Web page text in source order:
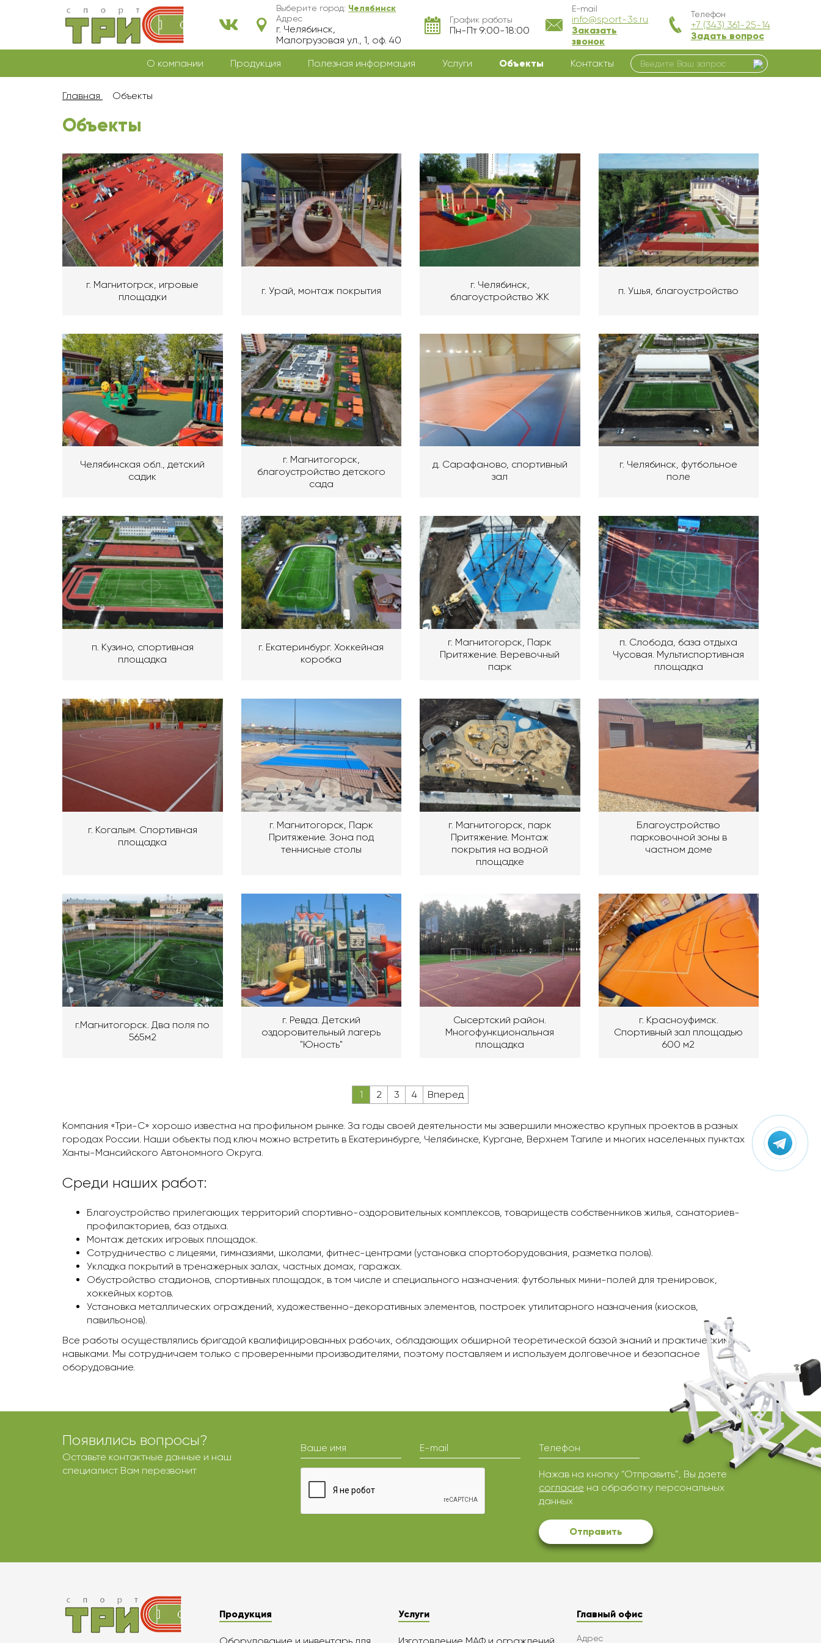
Выберите город: Челябинск
Адрес
г. Челябинск,
Малогрузовая ул., 1, оф. 40
График работы
Пн-Пт 9:00-18:00
E-mail
info@sport-3s.ru
Заказать
звонок
Телефон
+7 (343) 361-25-14
Задать вопрос
О компании Продукция Полезная информация Услуги Объекты Контакты
Главная Объекты
Объекты
г. Магнитогрск, игровые
площадки
г. Урай, монтаж покрытия
г. Челябинск,
благоустройство ЖК
п. Ушья, благоустройство
Челябинская обл., детский
садик
г. Магнитогорск,
благоустройство детского
сада
д. Сарафаново, спортивный
зал
г. Челябинск, футбольное
поле
п. Кузино, спортивная
площадка
г. Екатеринбург. Хоккейная
коробка
г. Магнитогорск, Парк
Притяжение. Веревочный
парк
п. Слобода, база отдыха
Чусовая. Мультиспортивная
площадка
г. Когалым. Спортивная
площадка
г. Магнитогорск, Парк
Притяжение. Зона под
теннисные столы
г. Магнитогорск, парк
Притяжение. Монтаж
покрытия на водной
площадке
Благоустройство
парковочной зоны в
частном доме
г.Магнитогорск. Два поля по
565м2
г. Ревда. Детский
оздоровительный лагерь
"Юность"
Сысертский район.
Многофункциональная
площадка
г. Красноуфимск.
Спортивный зал площадью
600 м2
1 2 3 4 Вперед
Компания «Три-С» хорошо известна на профильном рынке. За годы своей деятельности мы завершили множество крупных проектов в разных
городах России. Наши объекты под ключ можно встретить в Екатеринбурге, Челябинске, Кургане, Верхнем Тагиле и многих населенных пунктах
Ханты-Мансийского Автономного Округа.
Среди наших работ:
Благоустройство прилегающих территорий спортивно-оздоровительных комплексов, товариществ собственников жилья, санаториев-
профилакториев, баз отдыха.
Монтаж детских игровых площадок.
Сотрудничество с лицеями, гимназиями, школами, фитнес-центрами (установка спортоборудования, разметка полов).
Укладка покрытий в тренажерных залах, частных домах, гаражах.
Обустройство стадионов, спортивных площадок, в том числе и специального назначения: футбольных мини-полей для тренировок,
хоккейных кортов.
Установка металлических ограждений, художественно-декоративных элементов, построек утилитарного назначения (киосков,
павильонов).
Все работы осуществлялись бригадой квалифицированных рабочих, обладающих обширной теоретической базой знаний и практическими
навыками. Мы сотрудничаем только с проверенными производителями, поэтому поставляем и используем долговечное и безопасное
оборудование.
Появились вопросы?
Оставьте контактные данные и наш
специалист Вам перезвонит
Ваше имя E-mail Телефон
Нажав на кнопку “Отправить”, Вы даете
согласие на обработку персональных
данных
Отправить
Продукция
Оборудование и инвентарь для
Услуги
Изготовление МАФ и ограждений
Главный офис
Адрес